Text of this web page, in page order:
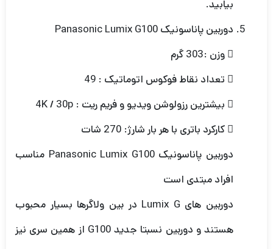
بیابید.
دوربین پاناسونیک Panasonic Lumix G100
 وزن :303 گرم
 تعداد نقاط فوکوس اتوماتیک : 49
 بیشترین رزولوشن ویدیو و فریم ریت : 4K / 30p
 کارکرد باتری با هر بار شارژ: 270 شات
دوربین پاناسونیک Panasonic Lumix G100 مناسب
افراد مبتدی است
دوربین های Lumix G در بین ولاگرها بسیار محبوب
هستند و دوربین نسبتا جدید G100 از همین سری نیز